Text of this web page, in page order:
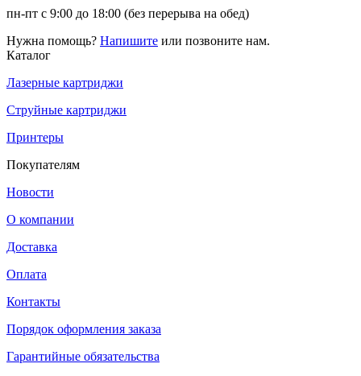
пн-пт с 9:00 до 18:00 (без перерыва на обед)
Нужна помощь? Напишите или позвоните нам.
Каталог
Лазерные картриджи
Струйные картриджи
Принтеры
Покупателям
Новости
О компании
Доставка
Оплата
Контакты
Порядок оформления заказа
Гарантийные обязательства